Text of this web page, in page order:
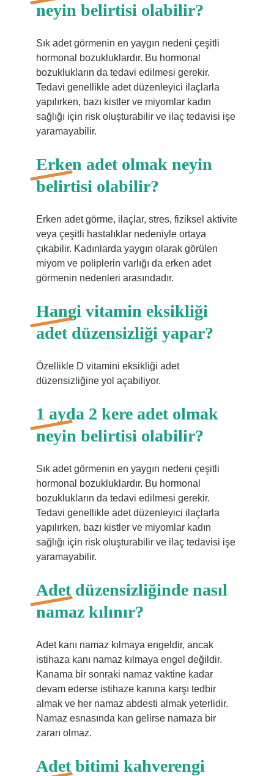
neyin belirtisi olabilir?
Sık adet görmenin en yaygın nedeni çeşitli
hormonal bozukluklardır. Bu hormonal
bozuklukların da tedavi edilmesi gerekir.
Tedavi genellikle adet düzenleyici ilaçlarla
yapılırken, bazı kistler ve miyomlar kadın
sağlığı için risk oluşturabilir ve ilaç tedavisi işe
yaramayabilir.
Erken adet olmak neyin
belirtisi olabilir?
Erken adet görme, ilaçlar, stres, fiziksel aktivite
veya çeşitli hastalıklar nedeniyle ortaya
çıkabilir. Kadınlarda yaygın olarak görülen
miyom ve poliplerin varlığı da erken adet
görmenin nedenleri arasındadır.
Hangi vitamin eksikliği
adet düzensizliği yapar?
Özellikle D vitamini eksikliği adet
düzensizliğine yol açabiliyor.
1 ayda 2 kere adet olmak
neyin belirtisi olabilir?
Sık adet görmenin en yaygın nedeni çeşitli
hormonal bozukluklardır. Bu hormonal
bozuklukların da tedavi edilmesi gerekir.
Tedavi genellikle adet düzenleyici ilaçlarla
yapılırken, bazı kistler ve miyomlar kadın
sağlığı için risk oluşturabilir ve ilaç tedavisi işe
yaramayabilir.
Adet düzensizliğinde nasıl
namaz kılınır?
Adet kanı namaz kılmaya engeldir, ancak
istihaza kanı namaz kılmaya engel değildir.
Kanama bir sonraki namaz vaktine kadar
devam ederse istihaze kanına karşı tedbir
almak ve her namaz abdesti almak yeterlidir.
Namaz esnasında kan gelirse namaza bir
zararı olmaz.
Adet bitimi kahverengi